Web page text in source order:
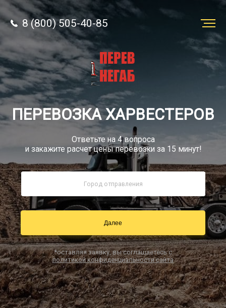
8 (800) 505-40-85
Звонок по РФ бесплатно
sale@simtruck-negabarit.ru
Заказать звонок
Заказать
перевозку
Грузы
8 (800) 505-40-85
ПЕРЕВОЗКА ХАРВЕСТЕРОВ
Ответьте на 4 вопроса
и закажите расчет цены перевозки за 15 минут!
Далее
*оставляя заявку, вы соглашаетесь с
политикой конфиденциальности сайта